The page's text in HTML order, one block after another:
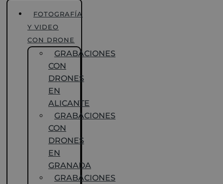
FOTOGRAFÍA
Y VIDEO
CON DRONE
GRABACIONES
CON
DRONES
EN
ALICANTE
GRABACIONES
CON
DRONES
EN
GRANADA
GRABACIONES